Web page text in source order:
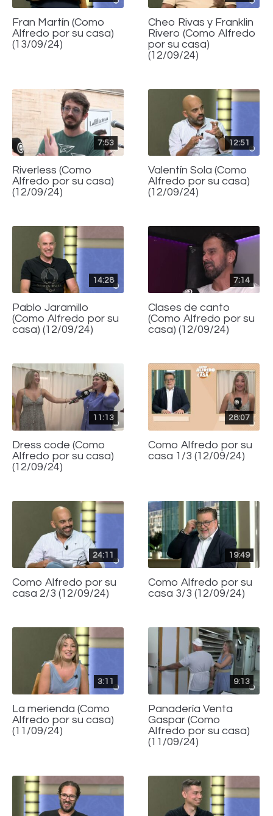
Fran Martín (Como
Alfredo por su casa)
(13/09/24)
Cheo Rivas y Franklin
Rivero (Como Alfredo
por su casa)
(12/09/24)
7:53
Riverless (Como
Alfredo por su casa)
(12/09/24)
12:51
Valentín Sola (Como
Alfredo por su casa)
(12/09/24)
14:28
Pablo Jaramillo
(Como Alfredo por su
casa) (12/09/24)
7:14
Clases de canto
(Como Alfredo por su
casa) (12/09/24)
11:13
Dress code (Como
Alfredo por su casa)
(12/09/24)
28:07
Como Alfredo por su
casa 1/3 (12/09/24)
24:11
Como Alfredo por su
casa 2/3 (12/09/24)
19:49
Como Alfredo por su
casa 3/3 (12/09/24)
3:11
La merienda (Como
Alfredo por su casa)
(11/09/24)
9:13
Panadería Venta
Gaspar (Como
Alfredo por su casa)
(11/09/24)